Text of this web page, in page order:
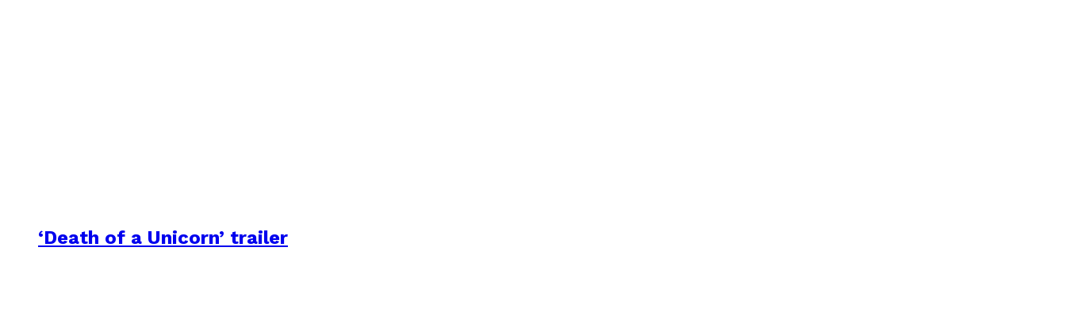
‘Death of a Unicorn’ trailer